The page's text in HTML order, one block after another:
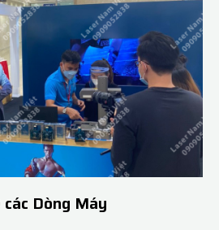
Dòng Máy